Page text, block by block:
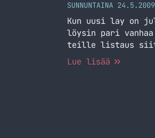
SUNNUNTAINA
Kun uusi lay on
löysin pari
teille listaus
Lue lisää